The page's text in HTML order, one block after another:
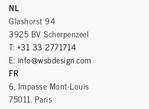
NL
Glashorst 94
3925 BV Scherpenzeel
T: +31 33 2771714
E: info@wsbdesign.com
FR
6, Impasse Mont-Louis
75011, Paris